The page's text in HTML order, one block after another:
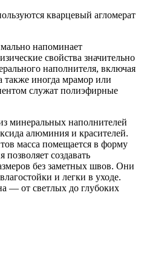
кварцевый агломерат
напоминает
свойства значительно
наполнителя, включая
иногда мрамор или
служат полиэфирные
минеральных наполнителей
алюминия и красителей.
масса помещается в форму
позволяет создавать
без заметных швов. Они
и легки в уходе.
— от светлых до глубоких